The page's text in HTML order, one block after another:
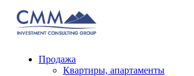
Продажа
Квартиры, апартаменты